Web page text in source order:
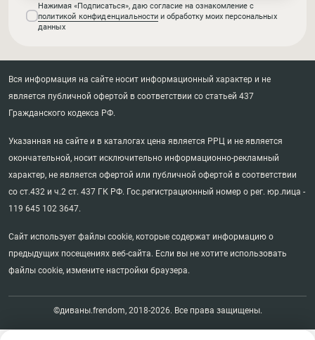
Нажимая «Подписаться», даю согласие на ознакомление с
политикой конфиденциальности и обработку моих персональных
данных
Вся информация на сайте носит информационный характер и не
является публичной офертой в соответствии со статьей 437
Гражданского кодекса РФ.
Указанная на сайте и в каталогах цена является РРЦ и не является
окончательной, носит исключительно информационно-рекламный
характер, не является офертой или публичной офертой в соответствии
со ст.432 и ч.2 ст. 437 ГК РФ. Гос.регистрационный номер о рег. юр.лица -
119 645 102 3647.
Сайт использует файлы cookie, которые содержат информацию о
предыдущих посещениях веб-сайта. Если вы не хотите использовать
файлы cookie, измените настройки браузера.
©диваны.frendom, 2018-2026. Все права защищены.